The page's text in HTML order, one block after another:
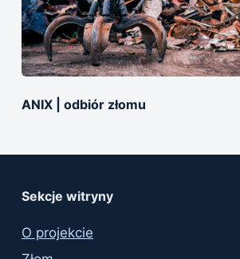
ANIX | оdbiór złomu
Sekcje witryny
O projekcie